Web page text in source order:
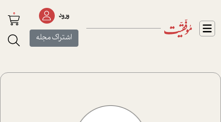
ورود
اشتراک مجله
0